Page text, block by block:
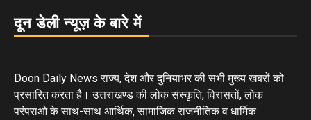
दून डेली न्यूज़ के बारे में
Doon Daily News राज्य, देश और दुनियाभर की सभी मुख्य खबरों को
प्रसारित करता है। उत्तराखण्ड की लोक संस्कृति, विरासतों, लोक
परंपराओ के साथ-साथ आर्थिक, सामाजिक राजनीतिक व धार्मिक